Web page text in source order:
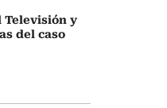
Televisión y
del caso